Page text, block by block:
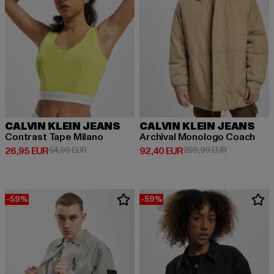
CALVIN KLEIN JEANS
Contrast Tape Milano
26,95 EUR
Derzeitiger Preis: 26,95 EUR
54,99 EURAktionspreis: 54,99 EUR
CALVIN KLEIN JEANS
Archival Monologo Coach
92,40 EUR
Derzeitiger Preis: 92,40 EUR
209,99 EUR
-59% -59%